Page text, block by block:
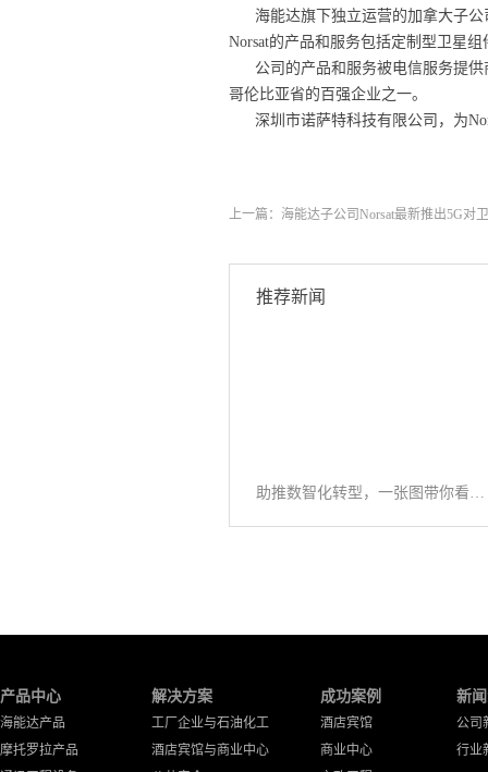
海能达旗下独立运营的加拿大子
Norsat的产品和服务包括定制型卫星
公司的产品和服务被电信服务提
哥伦比亚省的百强企业之一。
深圳市诺萨特科技有限公司，为
上一篇： 海能达子公司Norsat最新推出5G对
推荐新闻
助推数智化转型，一张图带你看懂《公专融合白皮书》
产品中心
海能达产品
摩托罗拉产品
解决方案
工厂企业与石油化工
酒店宾馆与商业中心
成功案例
酒店宾馆
商业中心
新
公司
行业